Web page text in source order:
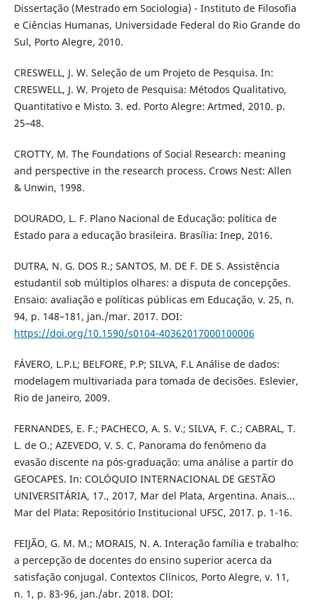
Dissertação (Mestrado em Sociologia) - Instituto de Filosofia
e Ciências Humanas, Universidade Federal do Rio Grande do
Sul, Porto Alegre, 2010.
CRESWELL, J. W. Seleção de um Projeto de Pesquisa. In:
CRESWELL, J. W. Projeto de Pesquisa: Métodos Qualitativo,
Quantitativo e Misto. 3. ed. Porto Alegre: Artmed, 2010. p.
25–48.
CROTTY, M. The Foundations of Social Research: meaning
and perspective in the research process. Crows Nest: Allen
& Unwin, 1998.
DOURADO, L. F. Plano Nacional de Educação: política de
Estado para a educação brasileira. Brasília: Inep, 2016.
DUTRA, N. G. DOS R.; SANTOS, M. DE F. DE S. Assistência
estudantil sob múltiplos olhares: a disputa de concepções.
Ensaio: avaliação e políticas públicas em Educação, v. 25, n.
94, p. 148–181, jan./mar. 2017. DOI:
https://doi.org/10.1590/s0104-40362017000100006
FÁVERO, L.P.L; BELFORE, P.P; SILVA, F.L Análise de dados:
modelagem multivariada para tomada de decisões. Eslevier,
Rio de Janeiro, 2009.
FERNANDES, E. F.; PACHECO, A. S. V.; SILVA, F. C.; CABRAL, T.
L. de O.; AZEVEDO, V. S. C. Panorama do fenômeno da
evasão discente na pós-graduação: uma análise a partir do
GEOCAPES. In: COLÓQUIO INTERNACIONAL DE GESTÃO
UNIVERSITÁRIA, 17., 2017, Mar del Plata, Argentina. Anais...
Mar del Plata: Repositório Institucional UFSC, 2017. p. 1-16.
FEIJÃO, G. M. M.; MORAIS, N. A. Interação família e trabalho:
a percepção de docentes do ensino superior acerca da
satisfação conjugal. Contextos Clínicos, Porto Alegre, v. 11,
n. 1, p. 83-96, jan./abr. 2018. DOI: